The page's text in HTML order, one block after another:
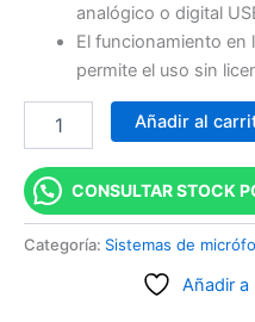
analógico o digital
El funcionamiento en
permite el uso sin
Añadir al
CONSULTAR STOCK
Categoría: Sistemas de
Añadir a